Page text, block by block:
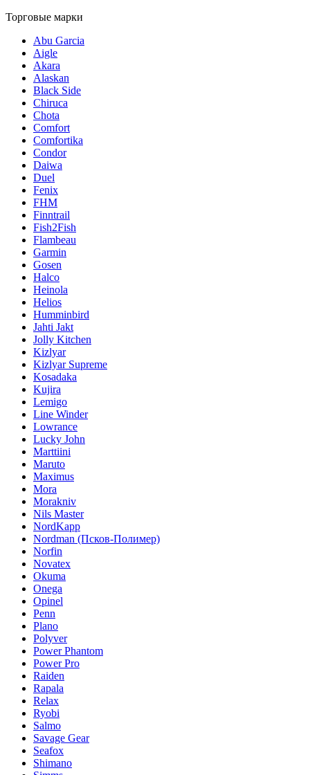
Торговые марки
Abu Garcia
Aigle
Akara
Alaskan
Black Side
Chiruca
Chota
Comfort
Comfortika
Condor
Daiwa
Duel
Fenix
FHM
Finntrail
Fish2Fish
Flambeau
Garmin
Gosen
Halco
Heinola
Helios
Humminbird
Jahti Jakt
Jolly Kitchen
Kizlyar
Kizlyar Supreme
Kosadaka
Kujira
Lemigo
Line Winder
Lowrance
Lucky John
Marttiini
Maruto
Maximus
Mora
Morakniv
Nils Master
NordKapp
Nordman (Псков-Полимер)
Norfin
Novatex
Okuma
Onega
Opinel
Penn
Plano
Polyver
Power Phantom
Power Pro
Raiden
Rapala
Relax
Ryobi
Salmo
Savage Gear
Seafox
Shimano